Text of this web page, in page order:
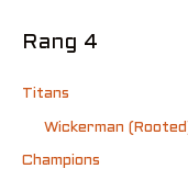
Rang 4
Titans
Wickerman
Champions